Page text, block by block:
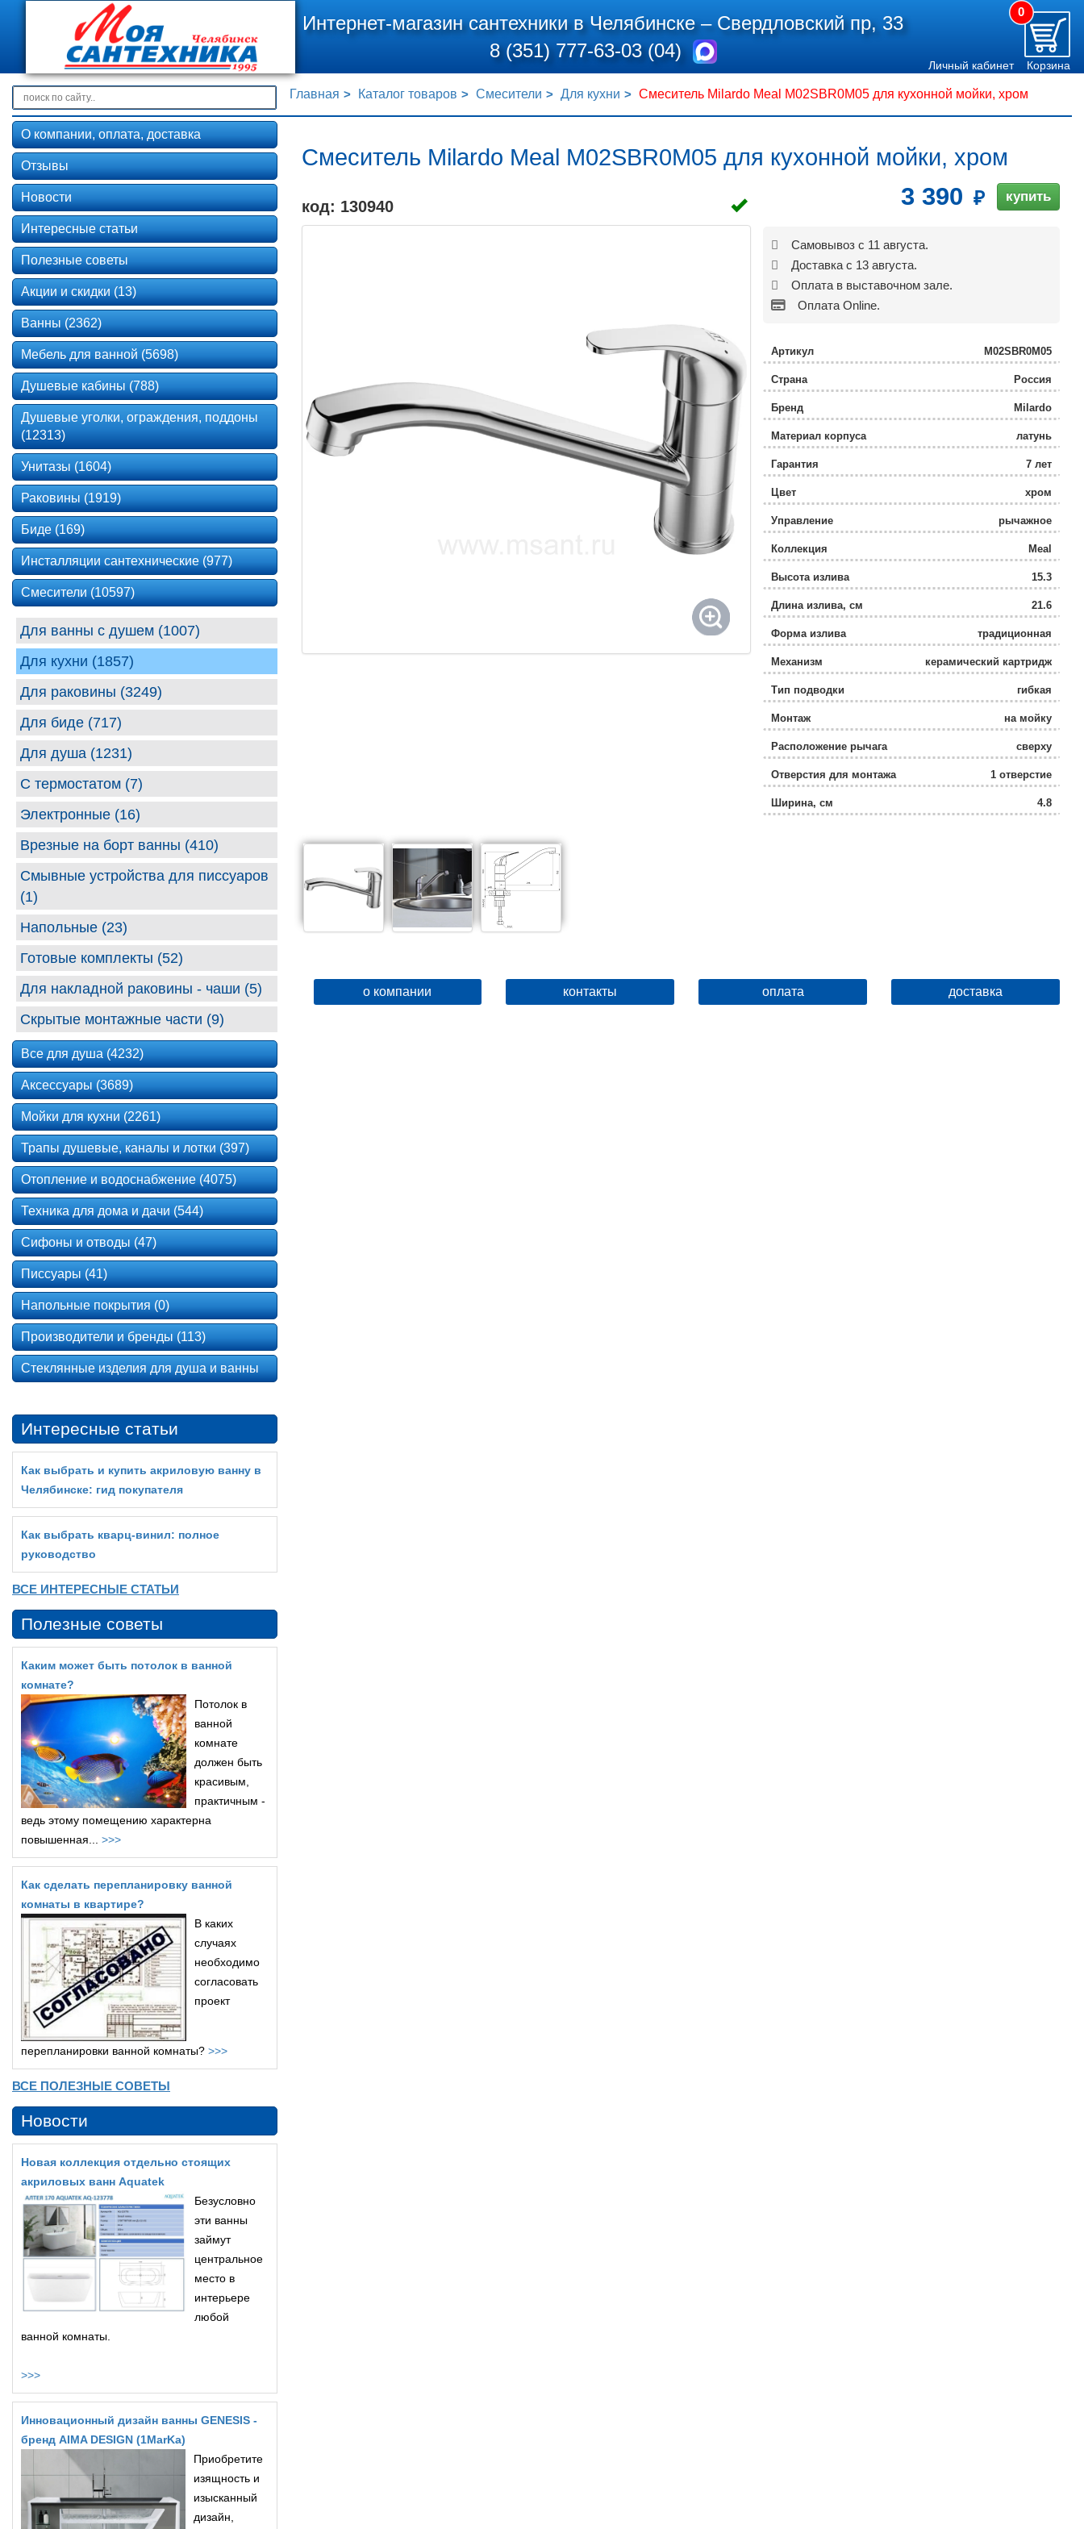
Интернет-магазин сантехники в Челябинске –Свердловский пр, 33
8 (351) 777-63-03 (04)
0
Личный кабинет Корзина
Главная Каталог товаров Смесители Для кухни Смеситель Milardo Meal M02SBR0M05 для кухонной мойки, хром
Смеситель Milardo Meal M02SBR0M05 для кухонной мойки, хром
код: 130940 3 390 купить
Самовывоз с 11 августа.
Доставка с 13 августа.
Оплата в выставочном зале.
Оплата Online.
Артикул M02SBR0M05
Страна Россия
Бренд Milardo
Материал корпуса латунь
Гарантия 7 лет
Цвет хром
Управление рычажное
Коллекция Meal
Высота излива 15.3
Длина излива, см 21.6
Форма излива традиционная
Механизм керамический картридж
Тип подводки гибкая
Монтаж на мойку
Расположение рычага сверху
Отверстия для монтажа 1 отверстие
Ширина, см 4.8
о компании контакты оплата доставка
О компании, оплата, доставка
Отзывы
Новости
Интересные статьи
Полезные советы
Акции и скидки (13)
Ванны (2362)
Мебель для ванной (5698)
Душевые кабины (788)
Душевые уголки, ограждения, поддоны
(12313)
Унитазы (1604)
Раковины (1919)
Биде (169)
Инсталляции сантехнические (977)
Смесители (10597)
Для ванны с душем (1007)
Для кухни (1857)
Для раковины (3249)
Для биде (717)
Для душа (1231)
С термостатом (7)
Электронные (16)
Врезные на борт ванны (410)
Смывные устройства для писсуаров
(1)
Напольные (23)
Готовые комплекты (52)
Для накладной раковины - чаши (5)
Скрытые монтажные части (9)
Все для душа (4232)
Аксессуары (3689)
Мойки для кухни (2261)
Трапы душевые, каналы и лотки (397)
Отопление и водоснабжение (4075)
Техника для дома и дачи (544)
Сифоны и отводы (47)
Писсуары (41)
Напольные покрытия (0)
Производители и бренды (113)
Стеклянные изделия для душа и ванны
Интересные статьи
Как выбрать и купить акриловую ванну в
Челябинске: гид покупателя
Как выбрать кварц‑винил: полное
руководство
ВСЕ ИНТЕРЕСНЫЕ СТАТЬИ
Полезные советы
Каким может быть потолок в ванной
комнате?
Потолок в
ванной
комнате
должен быть
красивым,
практичным -
ведь этому помещению характерна
повышенная... >>>
Как сделать перепланировку ванной
комнаты в квартире?
В каких
случаях
необходимо
согласовать
проект
перепланировки ванной комнаты? >>>
ВСЕ ПОЛЕЗНЫЕ СОВЕТЫ
Новости
Новая коллекция отдельно стоящих
акриловых ванн Aquatek
Безусловно
эти ванны
займут
центральное
место в
интерьере
любой
ванной комнаты.
>>>
Инновационный дизайн ванны GENESIS -
бренд AIMA DESIGN (1MarKa)
Приобретите
изящность и
изысканный
дизайн,